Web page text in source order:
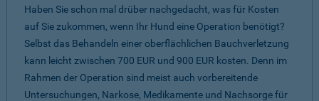
Haben Sie schon mal drüber nachgedacht, was für Kosten
auf Sie zukommen, wenn Ihr Hund eine Operation benötigt?
Selbst das Behandeln einer oberflächlichen Bauchverletzung
kann leicht zwischen 700 EUR und 900 EUR kosten. Denn im
Rahmen der Operation sind meist auch vorbereitende
Untersuchungen, Narkose, Medikamente und Nachsorge für